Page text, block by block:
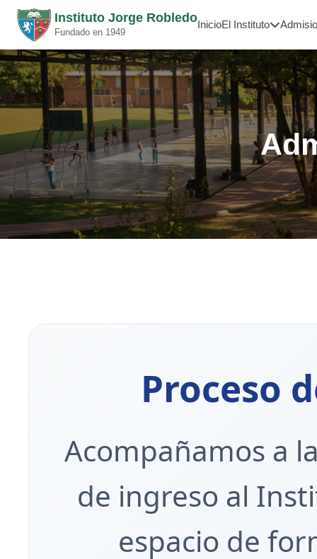
Instituto Jorge Robledo
Fundado en 1949
InicioEl Instituto
Proceso
Acompañamos a
de ingreso al
espacio de